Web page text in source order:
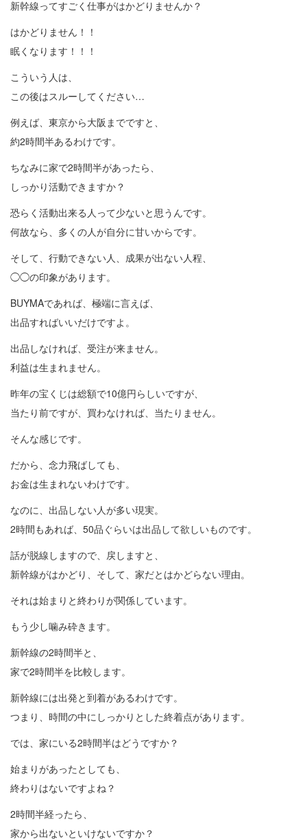
新幹線ってすごく仕事がはかどりませんか？
はかどりません！！
眠くなります！！！
こういう人は、
この後はスルーしてください…
例えば、東京から大阪までですと、
約2時間半あるわけです。
ちなみに家で2時間半があったら、
しっかり活動できますか？
恐らく活動出来る人って少ないと思うんです。
何故なら、多くの人が自分に甘いからです。
そして、行動できない人、成果が出ない人程、
◯◯の印象があります。
BUYMAであれば、極端に言えば、
出品すればいいだけですよ。
出品しなければ、受注が来ません。
利益は生まれません。
昨年の宝くじは総額で10億円らしいですが、
当たり前ですが、買わなければ、当たりません。
そんな感じです。
だから、念力飛ばしても、
お金は生まれないわけです。
なのに、出品しない人が多い現実。
2時間もあれば、50品ぐらいは出品して欲しいものです。
話が脱線しますので、戻しますと、
新幹線がはかどり、そして、家だとはかどらない理由。
それは始まりと終わりが関係しています。
もう少し噛み砕きます。
新幹線の2時間半と、
家で2時間半を比較します。
新幹線には出発と到着があるわけです。
つまり、時間の中にしっかりとした終着点があります。
では、家にいる2時間半はどうですか？
始まりがあったとしても、
終わりはないですよね？
2時間半経ったら、
家から出ないといけないですか？